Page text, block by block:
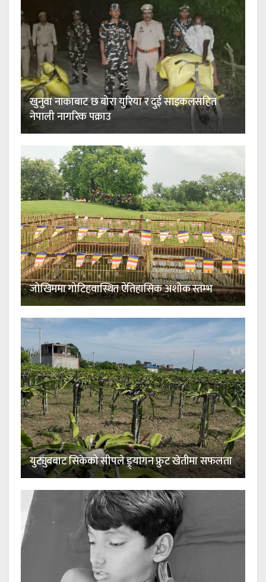
खुनुवा नाकाबाट छ बोरा युरिया र दुई साइकलसहित
नेपाली नागरिक पक्राउ
जोखिममा गोटिहवास्थित ऐतिहासिक अशोक स्तम्भ
युट्युबबाट सिकेको सीपले ड्र्यागन फ्रुट खेतीमा सफलता